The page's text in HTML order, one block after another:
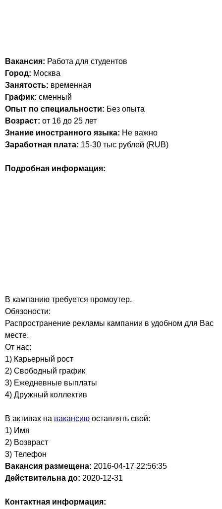
Вакансия: Работа для студентов
Город: Москва
Занятость: временная
График: сменный
Опыт по специальности: Без опыта
Возраст: от 16 до 25 лет
Знание иностранного языка: Не важно
Заработная плата: 15-30 тыс рублей (RUB)
Подробная информация:
В кампанию требуется промоутер.
Обязоности:
Распространение рекламы кампании в удобном для Вас
месте.
От нас:
1) Карьерный рост
2) Свободный график
3) Ежедневные выплаты
4) Дружный коллектив
В активах на вакансию оставлять свой:
1) Имя
2) Возвраст
3) Телефон
Вакансия размещена: 2016-04-17 22:56:35
Действительна до: 2020-12-31
Контактная информация: